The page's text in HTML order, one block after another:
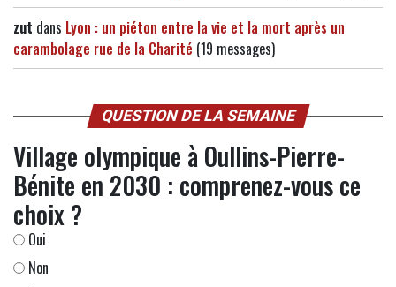
zut dans Lyon : un piéton entre la vie et la mort après un
carambolage rue de la Charité (19 messages)
QUESTION DE LA SEMAINE
Village olympique à Oullins-Pierre-
Bénite en 2030 : comprenez-vous ce
choix ?
Oui
Non